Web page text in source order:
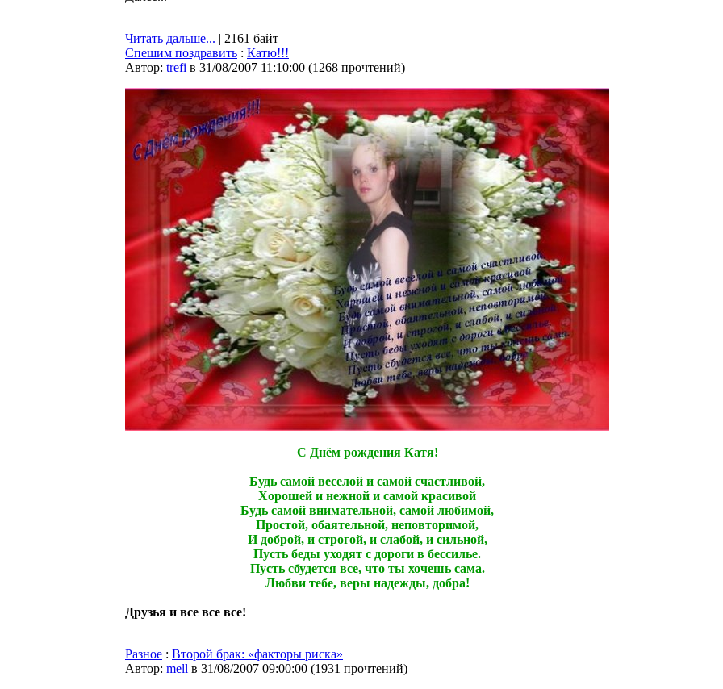
Читать дальше... | 2161 байт
Спешим поздравить : Катю!!!
Автор: trefi в 31/08/2007 11:10:00 (1268 прочтений)
С Днём рождения Катя!
Будь самой веселой и самой счастливой,
Хорошей и нежной и самой красивой
Будь самой внимательной, самой любимой,
Простой, обаятельной, неповторимой,
И доброй, и строгой, и слабой, и сильной,
Пусть беды уходят с дороги в бессилье.
Пусть сбудется все, что ты хочешь сама.
Любви тебе, веры надежды, добра!
Друзья и все все все!
Разное : Второй брак: «факторы риска»
Автор: mell в 31/08/2007 09:00:00 (1931 прочтений)